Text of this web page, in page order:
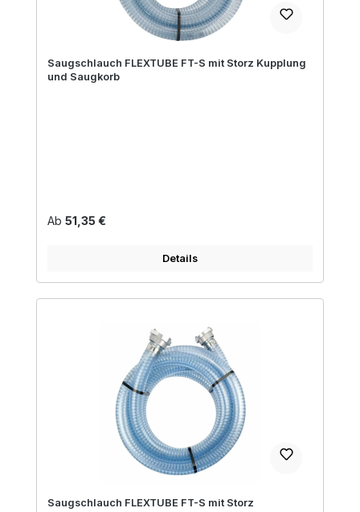
Saugschlauch FLEXTUBE FT-S mit Storz Kupplung
und Saugkorb
Regulärer Preis:
Ab 51,35 €
Details
Saugschlauch FLEXTUBE FT-S mit Storz